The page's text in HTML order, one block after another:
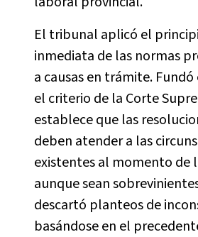
El tribunal aplicó el
inmediata de las normas
a causas en trámite.
el criterio de la Corte
establece que las
deben atender a las
existentes al momento de
aunque sean
descartó planteos de
basándose en el